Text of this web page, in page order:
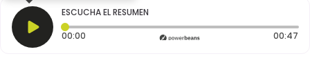
ESCUCHA EL RESUMEN
00:00 Tiempo transcurrido: 0 segundos 00:47